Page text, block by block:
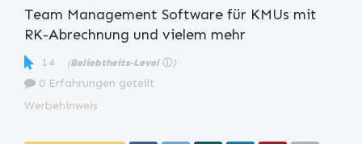
Team Management Software für KMUs mit
RK-Abrechnung und vielem mehr
14 (Beliebtheits-Level ⓘ )
0 Erfahrungen geteilt
Werbehinweis